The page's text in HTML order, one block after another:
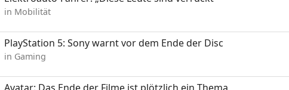
in Mobilität
PlayStation 5: Sony warnt vor dem Ende der Disc
in Gaming